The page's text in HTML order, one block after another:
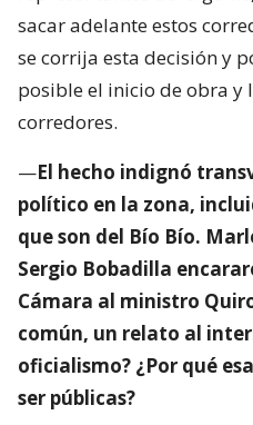
sacar adelante estos
se corrija esta decisión y
posible el inicio de obra y
corredores.
—El hecho indignó
político en la zona,
que son del Bío Bío.
Sergio Bobadilla
Cámara al ministro
común, un relato al
oficialismo? ¿Por qué
ser públicas?